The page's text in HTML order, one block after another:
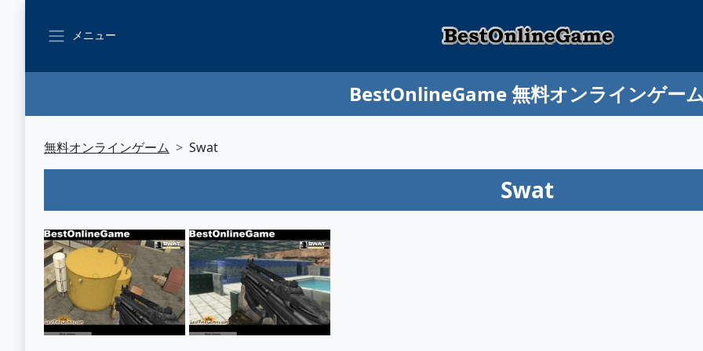
メニュー
BestOnlineGame 無料オンラインゲー
無料オンラインゲーム Swat
Swat